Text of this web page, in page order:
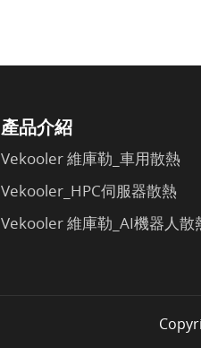
產品介紹
Vekooler 維庫勒_車用散熱
Vekooler_HPC伺服器散熱
Vekooler 維庫勒_AI機器人散